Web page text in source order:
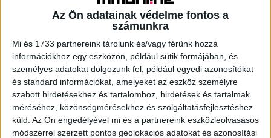
Az Ön adatainak védelme fontos a
számunkra
Mi és 1733 partnereink tárolunk és/vagy férünk hozzá
információkhoz egy eszközön, például sütik formájában, és
személyes adatokat dolgozunk fel, például egyedi azonosítókat
és standard információkat, amelyeket az eszköz személyre
szabott hirdetésekhez és tartalomhoz, hirdetések és tartalmak
méréséhez, közönségmérésekhez és szolgáltatásfejlesztéshez
küld. Az Ön engedélyével mi és a partnereink eszközleolvasásos
módszerrel szerzett pontos geolokációs adatokat és azonosítási
valamint a 2025-re tervezett további elképzelések
végrehajtásához az OXO 3,5 millió eurós finanszírozást
vont be részvényesi körétől. Tekintettel az OXO
Technologies Holding közelmúltban lezárult társasági
átalakulására és székhelyváltására, a finanszírozás jelen
formája konvertálható tulajdonosi kölcsön, amely 2025.
első félévének végén válik törzsrészvénnyé előre
rögzített, 180 napos átlagárfolyamnak megfelelő
árfolyamon.